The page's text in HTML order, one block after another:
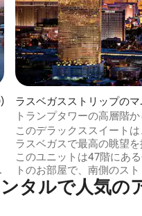
件、5つ星中4.96つ星の平均
ラスベガスストリップのマ
ション・アパート
トランプタワーの高層階
プとスフィアの眺望
このデラックススイートは
ラスベガスで最高の眺望を
このユニットは47階にあ
トのお部屋で、南側のス
せます！ 最終料金には、
手数料、無料のバレーパー
タ⁠ル⁠で人⁠気⁠の